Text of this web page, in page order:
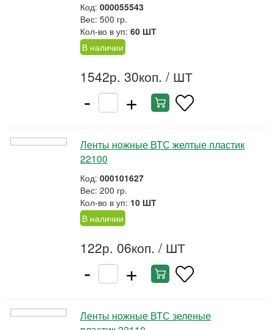
Код: 000055543
Вес: 500 гр.
Кол-во в уп: 60 ШТ
В наличии
1542р. 30коп. / ШТ
- +
Ленты ножные ВТС желтые пластик
22100
Код: 000101627
Вес: 200 гр.
Кол-во в уп: 10 ШТ
В наличии
122р. 06коп. / ШТ
- +
Ленты ножные ВТС зеленые